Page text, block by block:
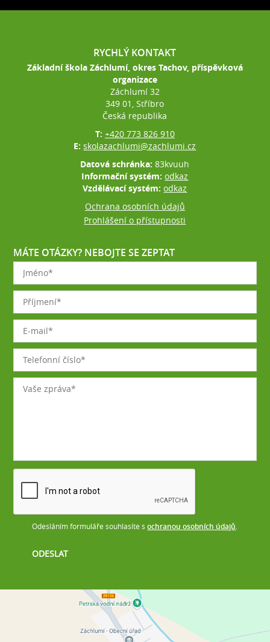
RYCHLÝ KONTAKT
Základní škola Záchlumí, okres Tachov, příspěvková
organizace
Záchlumí 32
349 01, Stříbro
Česká republika
T: +420 773 826 910
E:skolazachlumi@zachlumi.cz
Datová schránka:83kvuuh
Informační systém:odkaz
Vzdělávací systém:odkaz
Ochrana osobních údajů
Prohlášení o přístupnosti
MÁTE OTÁZKY? NEBOJTE SE ZEPTAT
Odesláním formuláře souhlasíte sochranou osobních údajů